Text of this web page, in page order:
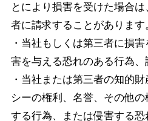
とにより損害を受けた場合
者に請求することがあります
・当社もしくは第三者に損
害を与える恐れのある行為、
・当社または第三者の知的
シーの権利、名誉、その他
する行為、または侵害する恐